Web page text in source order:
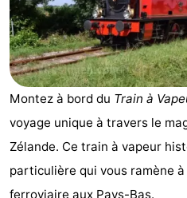
Port
Greve
-
Zeeuwse
Kust
Campings
Chambre
d'hôtes
Chaumières
-
Montez à bord du Train à
voyage unique à travers le
Zélande. Ce train à vapeur
particulière qui vous ramène
ferroviaire aux Pays-Bas.